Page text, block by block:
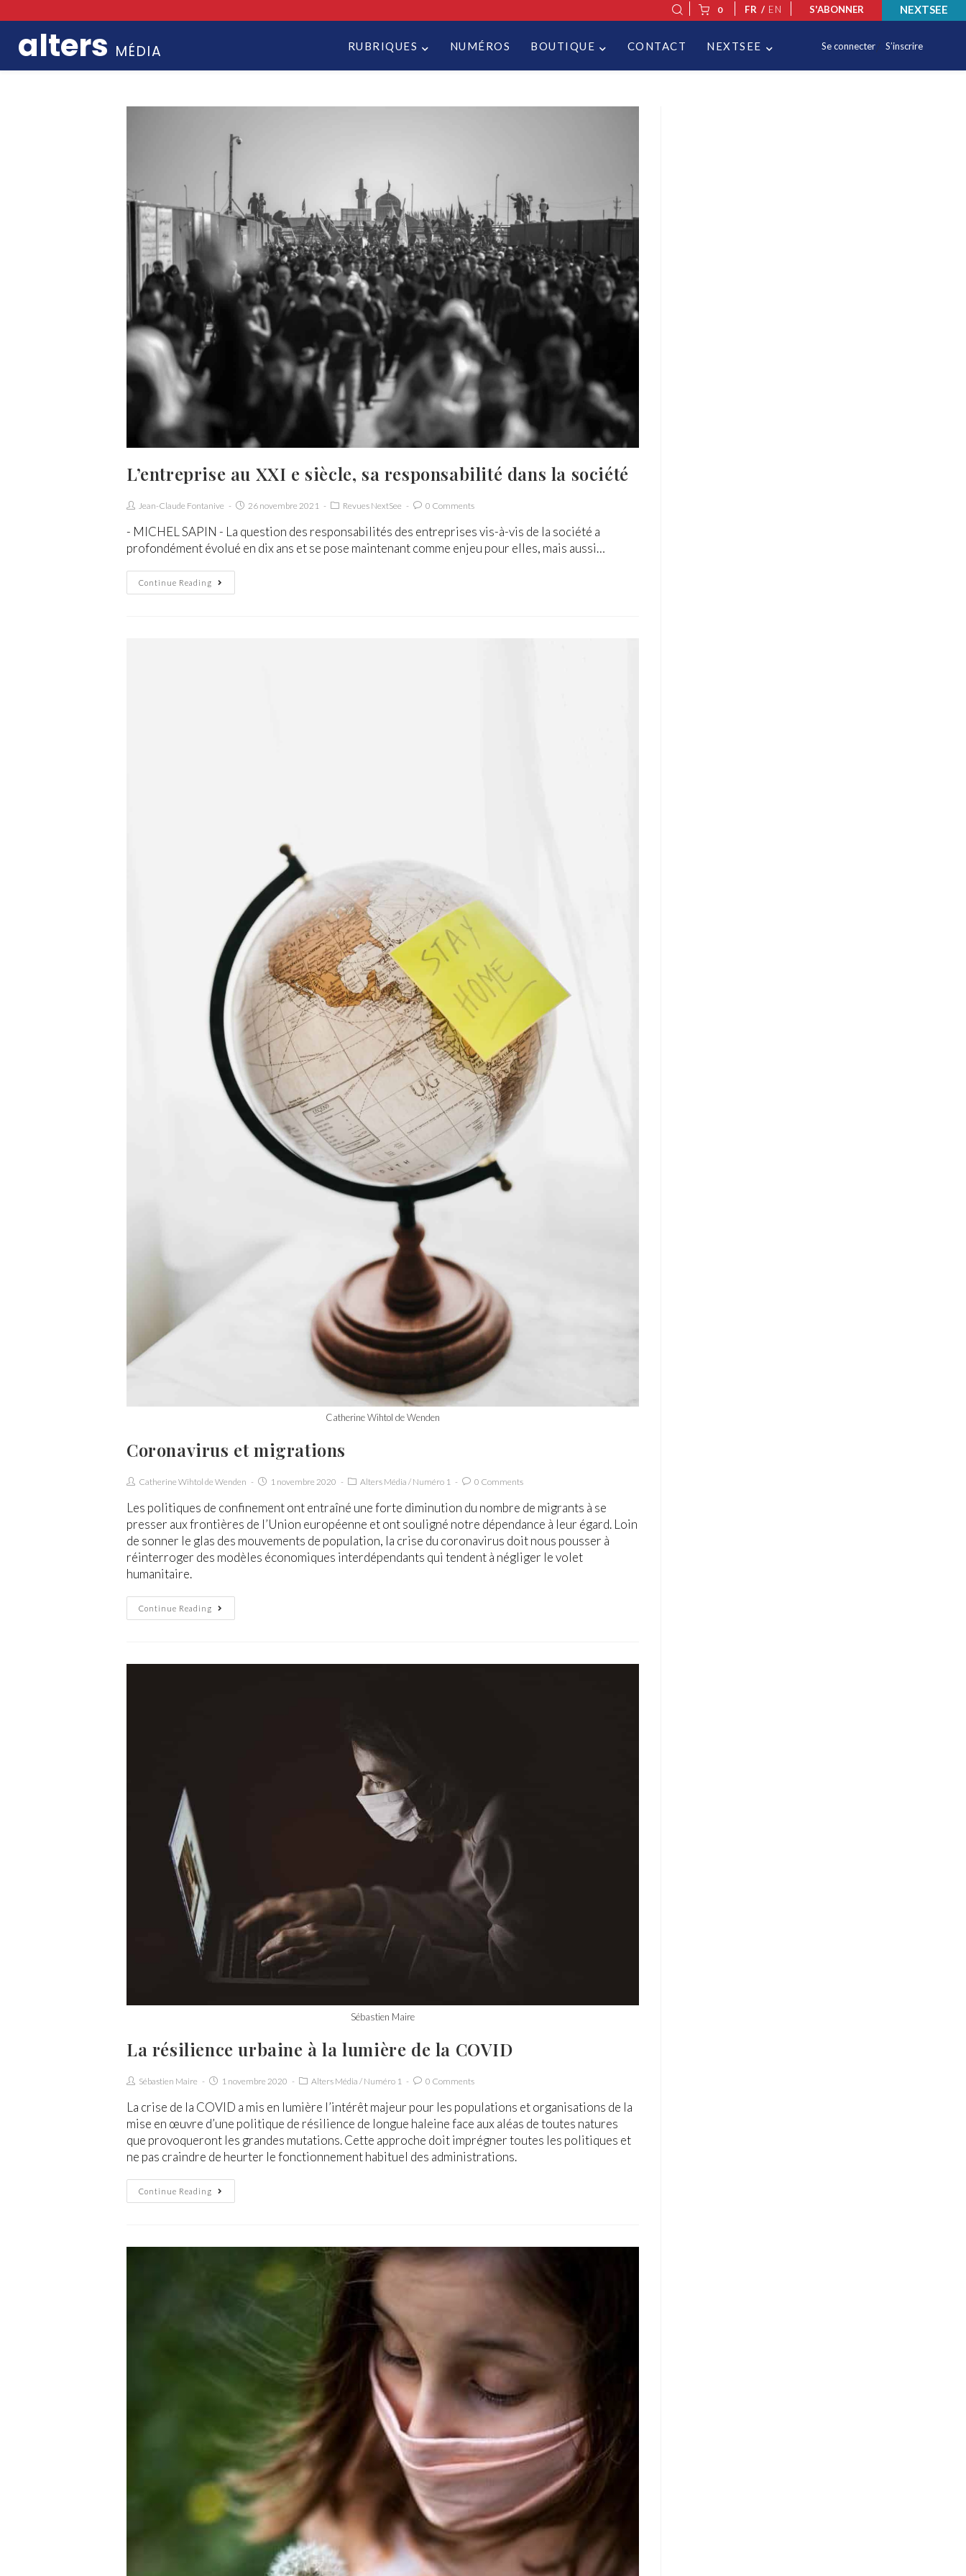
0 FR / EN S'ABONNER NEXTSEE
alters MÉDIA RUBRIQUES NUMÉROS BOUTIQUE CONTACT NEXTSEE Se connecter S’inscrire
L’entreprise au XXI e siècle, sa responsabilité dans la société
Jean-Claude Fontanive 26 novembre 2021 Revues NextSee 0 Comments
- MICHEL SAPIN - La question des responsabilités des entreprises vis-à-vis de la société a
profondément évolué en dix ans et se pose maintenant comme enjeu pour elles, mais aussi…
Continue Reading
Catherine Wihtol de Wenden
Coronavirus et migrations
Catherine Wihtol de Wenden 1 novembre 2020 Alters Média / Numéro 1 0 Comments
Les politiques de confinement ont entraîné une forte diminution du nombre de migrants à se
presser aux frontières de l’Union européenne et ont souligné notre dépendance à leur égard. Loin
de sonner le glas des mouvements de population, la crise du coronavirus doit nous pousser à
réinterroger des modèles économiques interdépendants qui tendent à négliger le volet
humanitaire.
Continue Reading
Sébastien Maire
La résilience urbaine à la lumière de la COVID
Sébastien Maire 1 novembre 2020 Alters Média / Numéro 1 0 Comments
La crise de la COVID a mis en lumière l’intérêt majeur pour les populations et organisations de la
mise en œuvre d’une politique de résilience de longue haleine face aux aléas de toutes natures
que provoqueront les grandes mutations. Cette approche doit imprégner toutes les politiques et
ne pas craindre de heurter le fonctionnement habituel des administrations.
Continue Reading